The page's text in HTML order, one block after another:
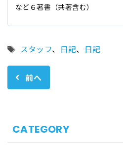
タ
スタッフ、 日記、 日記
など６著書（共著含む）
前へ
CATEGORY